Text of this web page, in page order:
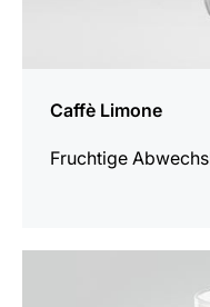
Caffè Limone
Fruchtige